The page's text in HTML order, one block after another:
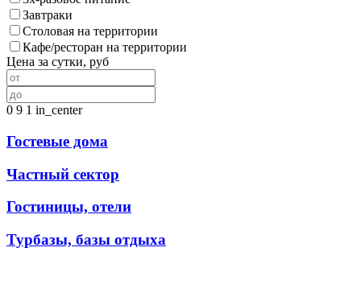
Завтраки
Столовая на территории
Кафе/ресторан на территории
Цена за сутки, руб
0 9 1 in_center
Гостевые дома
Частный сектор
Гостиницы, отели
Турбазы, базы отдыха